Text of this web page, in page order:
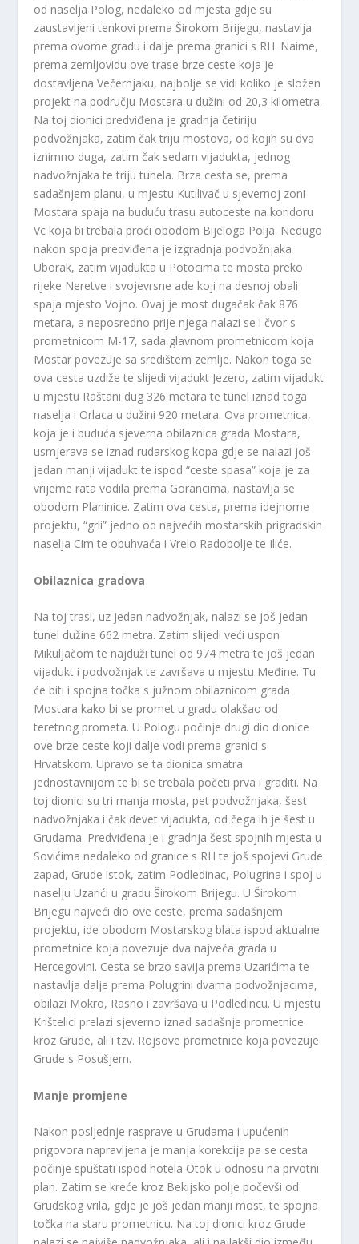
od naselja Polog, nedaleko od mjesta gdje su
zaustavljeni tenkovi prema Širokom Brijegu, nastavlja
prema ovome gradu i dalje prema granici s RH. Naime,
prema zemljovidu ove trase brze ceste koja je
dostavljena Večernjaku, najbolje se vidi koliko je složen
projekt na području Mostara u dužini od 20,3 kilometra.
Na toj dionici predviđena je gradnja četiriju
podvožnjaka, zatim čak triju mostova, od kojih su dva
iznimno duga, zatim čak sedam vijadukta, jednog
nadvožnjaka te triju tunela. Brza cesta se, prema
sadašnjem planu, u mjestu Kutilivač u sjevernoj zoni
Mostara spaja na buduću trasu autoceste na koridoru
Vc koja bi trebala proći obodom Bijeloga Polja. Nedugo
nakon spoja predviđena je izgradnja podvožnjaka
Uborak, zatim vijadukta u Potocima te mosta preko
rijeke Neretve i svojevrsne ade koji na desnoj obali
spaja mjesto Vojno. Ovaj je most dugačak čak 876
metara, a neposredno prije njega nalazi se i čvor s
prometnicom M-17, sada glavnom prometnicom koja
Mostar povezuje sa središtem zemlje. Nakon toga se
ova cesta uzdiže te slijedi vijadukt Jezero, zatim vijadukt
u mjestu Raštani dug 326 metara te tunel iznad toga
naselja i Orlaca u dužini 920 metara. Ova prometnica,
koja je i buduća sjeverna obilaznica grada Mostara,
usmjerava se iznad rudarskog kopa gdje se nalazi još
jedan manji vijadukt te ispod “ceste spasa” koja je za
vrijeme rata vodila prema Gorancima, nastavlja se
obodom Planinice. Zatim ova cesta, prema idejnome
projektu, “grli” jedno od najvećih mostarskih prigradskih
naselja Cim te obuhvaća i Vrelo Radobolje te Iliće.
Obilaznica gradova
Na toj trasi, uz jedan nadvožnjak, nalazi se još jedan
tunel dužine 662 metra. Zatim slijedi veći uspon
Mikuljačom te najduži tunel od 974 metra te još jedan
vijadukt i podvožnjak te završava u mjestu Međine. Tu
će biti i spojna točka s južnom obilaznicom grada
Mostara kako bi se promet u gradu olakšao od
teretnog prometa. U Pologu počinje drugi dio dionice
ove brze ceste koji dalje vodi prema granici s
Hrvatskom. Upravo se ta dionica smatra
jednostavnijom te bi se trebala početi prva i graditi. Na
toj dionici su tri manja mosta, pet podvožnjaka, šest
nadvožnjaka i čak devet vijadukta, od čega ih je šest u
Grudama. Predviđena je i gradnja šest spojnih mjesta u
Sovićima nedaleko od granice s RH te još spojevi Grude
zapad, Grude istok, zatim Podledinac, Polugrina i spoj u
naselju Uzarići u gradu Širokom Brijegu. U Širokom
Brijegu najveći dio ove ceste, prema sadašnjem
projektu, ide obodom Mostarskog blata ispod aktualne
prometnice koja povezuje dva najveća grada u
Hercegovini. Cesta se brzo savija prema Uzarićima te
nastavlja dalje prema Polugrini dvama podvožnjacima,
obilazi Mokro, Rasno i završava u Podledincu. U mjestu
Krištelici prelazi sjeverno iznad sadašnje prometnice
kroz Grude, ali i tzv. Rojsove prometnice koja povezuje
Grude s Posušjem.
Manje promjene
Nakon posljednje rasprave u Grudama i upućenih
prigovora napravljena je manja korekcija pa se cesta
počinje spuštati ispod hotela Otok u odnosu na prvotni
plan. Zatim se kreće kroz Bekijsko polje počevši od
Grudskog vrila, gdje je još jedan manji most, te spojna
točka na staru prometnicu. Na toj dionici kroz Grude